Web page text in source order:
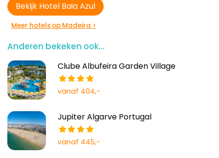
Bekijk Hotel Baia Azul
Meer hotels op Madeira >
Anderen bekeken ook...
Clube Albufeira Garden Village
vanaf 404,-
Jupiter Algarve Portugal
vanaf 445,-